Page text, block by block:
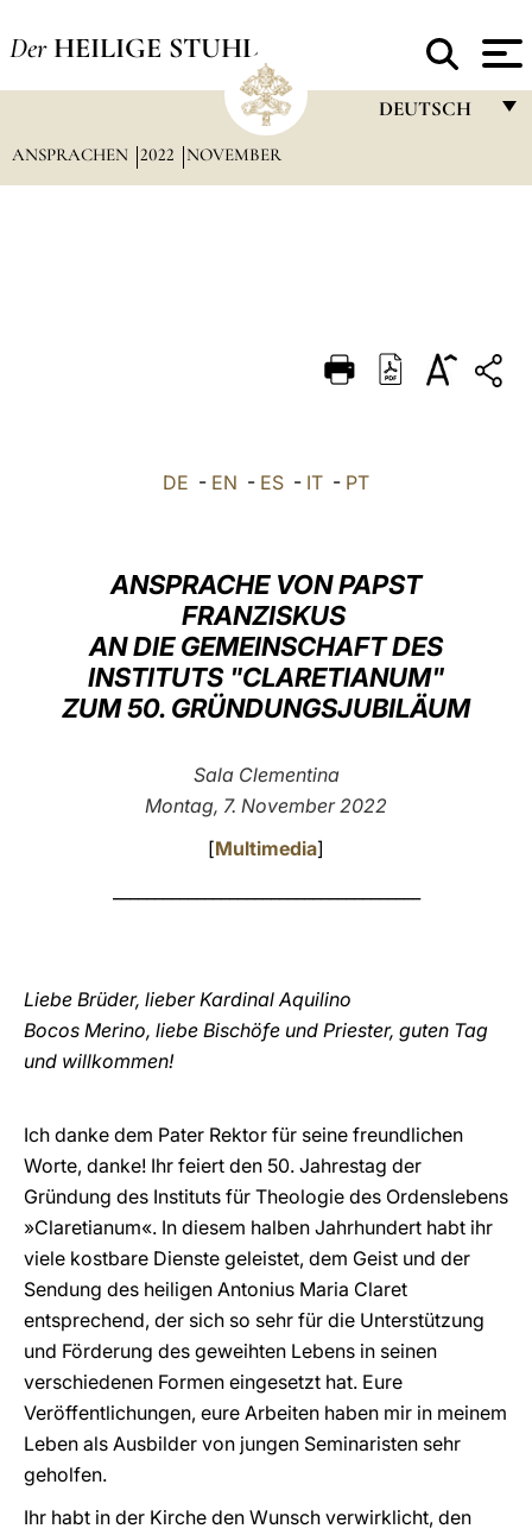
Der HEILIGE STUHL
DEUTSCH
DEUTSCH
LATINE
ANSPRACHEN 2022 NOVEMBER
DE - EN - ES - IT - PT
ANSPRACHE VON PAPST
FRANZISKUS
AN DIE GEMEINSCHAFT DES
INSTITUTS "CLARETIANUM"
ZUM 50. GRÜNDUNGSJUBILÄUM
Sala Clementina
Montag, 7. November 2022
[Multimedia]
Liebe Brüder, lieber Kardinal Aquilino
Bocos Merino, liebe Bischöfe und Priester, guten Tag
und willkommen!
Ich danke dem Pater Rektor für seine freundlichen
Worte, danke! Ihr feiert den 50. Jahrestag der
Gründung des Instituts für Theologie des Ordenslebens
»Claretianum«. In diesem halben Jahrhundert habt ihr
viele kostbare Dienste geleistet, dem Geist und der
Sendung des heiligen Antonius Maria Claret
entsprechend, der sich so sehr für die Unterstützung
und Förderung des geweihten Lebens in seinen
verschiedenen Formen eingesetzt hat. Eure
Veröffentlichungen, eure Arbeiten haben mir in meinem
Leben als Ausbilder von jungen Seminaristen sehr
geholfen.
Ihr habt in der Kirche den Wunsch verwirklicht, den